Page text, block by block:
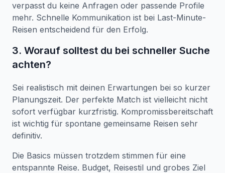
verpasst du keine Anfragen oder passende Profile
mehr. Schnelle Kommunikation ist bei Last-Minute-
Reisen entscheidend für den Erfolg.
3. Worauf solltest du bei schneller Suche
achten?
Sei realistisch mit deinen Erwartungen bei so kurzer
Planungszeit. Der perfekte Match ist vielleicht nicht
sofort verfügbar kurzfristig. Kompromissbereitschaft
ist wichtig für spontane gemeinsame Reisen sehr
definitiv.
Die Basics müssen trotzdem stimmen für eine
entspannte Reise. Budget, Reisestil und grobes Ziel